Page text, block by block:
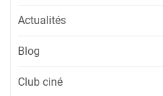
Actualités
Blog
Club ciné